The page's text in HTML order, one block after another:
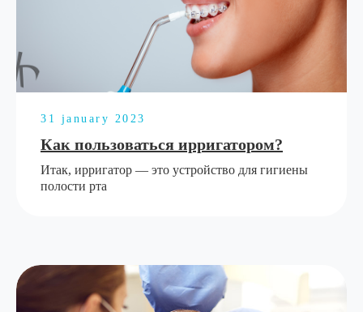
31 january 2023
Как пользоваться ирригатором?
Итак, ирригатор — это устройство для гигиены
полости рта